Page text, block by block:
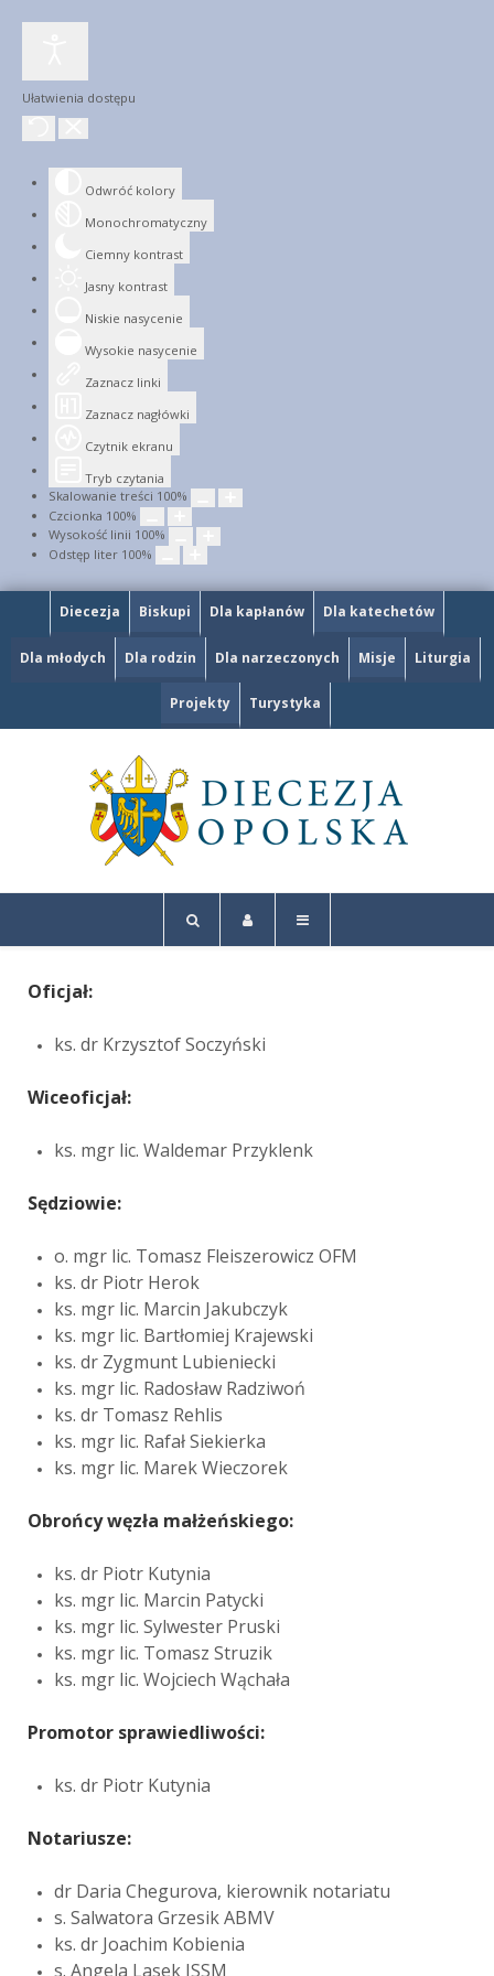
Ułatwienia dostępu
Odwróć kolory
Monochromatyczny
Ciemny kontrast
Jasny kontrast
Niskie nasycenie
Wysokie nasycenie
Zaznacz linki
Zaznacz nagłówki
Czytnik ekranu
Tryb czytania
Skalowanie treści 100%
Czcionka 100%
Wysokość linii 100%
Odstęp liter 100%
Diecezja Biskupi Dla kapłanów Dla katechetów
Dla młodych Dla rodzin Dla narzeczonych Misje Liturgia
Projekty Turystyka
Oficjał:
ks. dr Krzysztof Soczyński
Wiceoficjał:
ks. mgr lic. Waldemar Przyklenk
Sędziowie:
o. mgr lic. Tomasz Fleiszerowicz OFM
ks. dr Piotr Herok
ks. mgr lic. Marcin Jakubczyk
ks. mgr lic. Bartłomiej Krajewski
ks. dr Zygmunt Lubieniecki
ks. mgr lic. Radosław Radziwoń
ks. dr Tomasz Rehlis
ks. mgr lic. Rafał Siekierka
ks. mgr lic. Marek Wieczorek
Obrońcy węzła małżeńskiego:
ks. dr Piotr Kutynia
ks. mgr lic. Marcin Patycki
ks. mgr lic. Sylwester Pruski
ks. mgr lic. Tomasz Struzik
ks. mgr lic. Wojciech Wąchała
Promotor sprawiedliwości:
ks. dr Piotr Kutynia
Notariusze:
dr Daria Chegurova, kierownik notariatu
s. Salwatora Grzesik ABMV
ks. dr Joachim Kobienia
s. Angela Lasek ISSM